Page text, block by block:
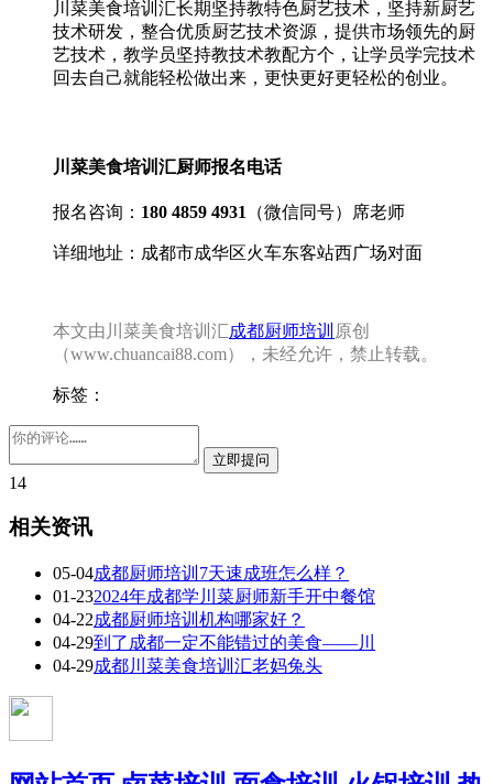
川菜美食培训汇长期坚持教特色厨艺技术，坚持新厨艺
技术研发，整合优质厨艺技术资源，提供市场领先的厨
艺技术，教学员坚持教技术教配方个，让学员学完技术
回去自己就能轻松做出来，更快更好更轻松的创业。
川菜美食培训汇厨师报名电话
报名咨询： 180 4859 4931 （微信同号）席老师
详细地址：成都市成华区火车东客站西广场对面
本文由川菜美食培训汇成都厨师培训 原创
（www.chuancai88.com），未经允许，禁止转载。
标签：
14
相关资讯
05-04成都厨师培训7天速成班怎么样？
01-232024年成都学川菜厨师新手开中餐馆
04-22成都厨师培训机构哪家好？
04-29到了成都一定不能错过的美食——川
04-29成都川菜美食培训汇老妈兔头